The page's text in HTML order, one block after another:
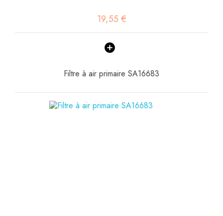
19,55 €
Filtre à air primaire SA16683